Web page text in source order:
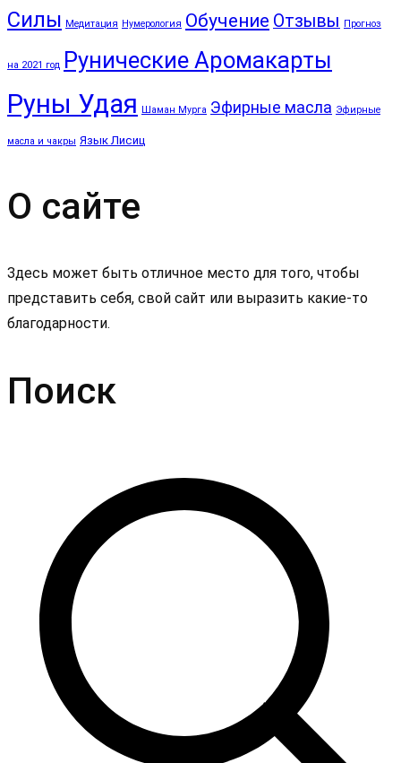
Силы Медитация Нумерология Обучение Отзывы Прогноз
на 2021 год Рунические Аромакарты
Руны Удая Шаман Мурга Эфирные масла Эфирные
масла и чакры Язык Лисиц
О сайте
Здесь может быть отличное место для того, чтобы
представить себя, свой сайт или выразить какие-то
благодарности.
Поиск